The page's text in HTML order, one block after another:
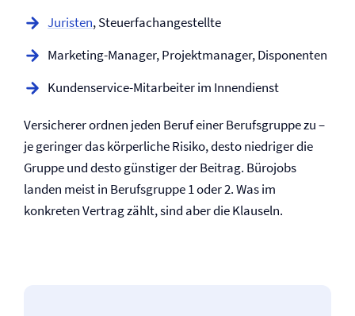
Juristen, Steuerfachangestellte
Marketing-Manager, Projektmanager, Disponenten
Kundenservice-Mitarbeiter im Innendienst
Versicherer ordnen jeden Beruf einer Berufsgruppe zu –
je geringer das körperliche Risiko, desto niedriger die
Gruppe und desto günstiger der Beitrag. Bürojobs
landen meist in Berufsgruppe 1 oder 2. Was im
konkreten Vertrag zählt, sind aber die Klauseln.